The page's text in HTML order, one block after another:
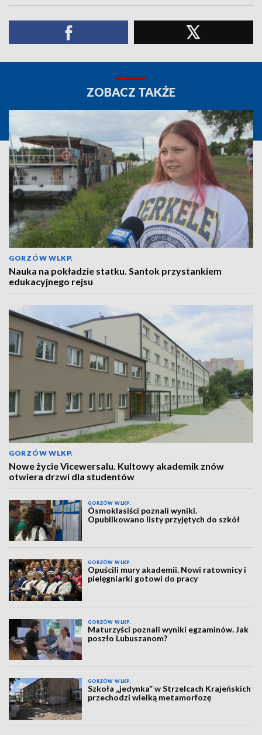
ZOBACZ TAKŻE
GORZÓW WLKP.
Nauka na pokładzie statku. Santok przystankiem
edukacyjnego rejsu
GORZÓW WLKP.
Nowe życie Vicewersalu. Kultowy akademik znów
otwiera drzwi dla studentów
GORZÓW WLKP.
Ósmoklasiści poznali wyniki.
Opublikowano listy przyjętych do szkół
GORZÓW WLKP.
Opuścili mury akademii. Nowi ratownicy i
pielęgniarki gotowi do pracy
GORZÓW WLKP.
Maturzyści poznali wyniki egzaminów. Jak
poszło Lubuszanom?
GORZÓW WLKP.
Szkoła „jedynka” w Strzelcach Krajeńskich
przechodzi wielką metamorfozę